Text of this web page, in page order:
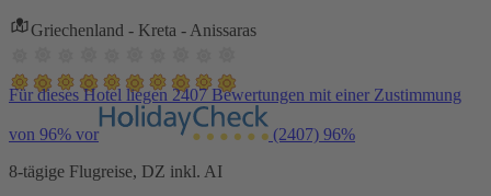
Griechenland - Kreta - Anissaras
Für dieses Hotel liegen 2407 Bewertungen mit einer Zustimmung
von 96% vor (2407) 96%
8-tägige Flugreise, DZ inkl. AI